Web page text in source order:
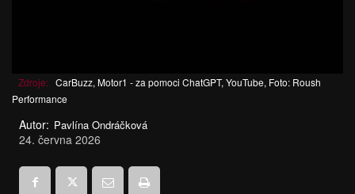
Zdroje: CarBuzz, Motor1 - za pomoci ChatGPT, YouTube, Foto: Roush
Performance
Autor: Pavlína Ondráčková
24. června 2026